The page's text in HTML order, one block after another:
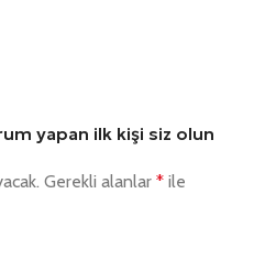
yapan ilk kişi siz olun
Gerekli alanlar * ile